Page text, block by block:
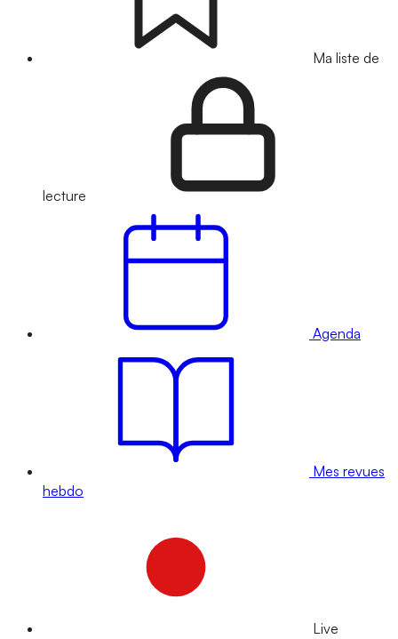
Ma liste de
lecture
Agenda
Mes revues
hebdo
Live